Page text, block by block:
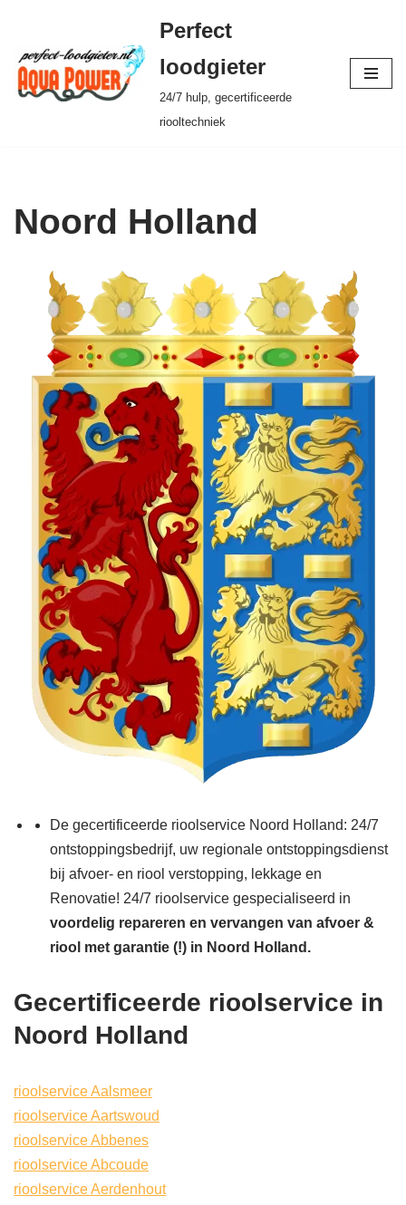
Ga
naar
de
Perfect
loodgieter
24/7 hulp, gecertificeerde
riooltechniek
Noord Holland
De gecertificeerde rioolservice Noord Holland: 24/7
ontstoppingsbedrijf, uw regionale ontstoppingsdienst
bij afvoer- en riool verstopping, lekkage en
Renovatie! 24/7 rioolservice gespecialiseerd in
voordelig repareren en vervangen van afvoer &
riool met garantie (!) in Noord Holland.
Gecertificeerde rioolservice in
Noord Holland
rioolservice Aalsmeer
rioolservice Aartswoud
rioolservice Abbenes
rioolservice Abcoude
rioolservice Aerdenhout